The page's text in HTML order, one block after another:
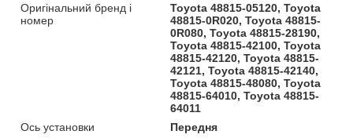
Оригінальний бренд і
номер
Toyota 48815-05120, Toyota
48815-0R020, Toyota 48815-
0R080, Toyota 48815-28190,
Toyota 48815-42100, Toyota
48815-42120, Toyota 48815-
42121, Toyota 48815-42140,
Toyota 48815-48080, Toyota
48815-64010, Toyota 48815-
64011
Ось установки
Передня